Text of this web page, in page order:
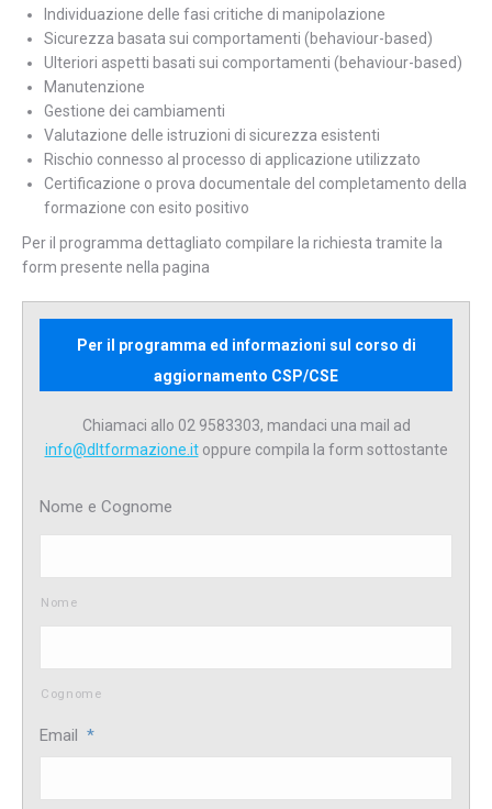
Individuazione delle fasi critiche di manipolazione
Sicurezza basata sui comportamenti (behaviour-based)
Ulteriori aspetti basati sui comportamenti (behaviour-based)
Manutenzione
Gestione dei cambiamenti
Valutazione delle istruzioni di sicurezza esistenti
Rischio connesso al processo di applicazione utilizzato
Certificazione o prova documentale del completamento della
formazione con esito positivo
Per il programma dettagliato compilare la richiesta tramite la
form presente nella pagina
Per il programma ed informazioni sul corso di
aggiornamento CSP/CSE
Chiamaci allo 02 9583303, mandaci una mail ad
info@dltformazione.itoppure compila la form sottostante
Nome e Cognome
Nome
Cognome
Email *